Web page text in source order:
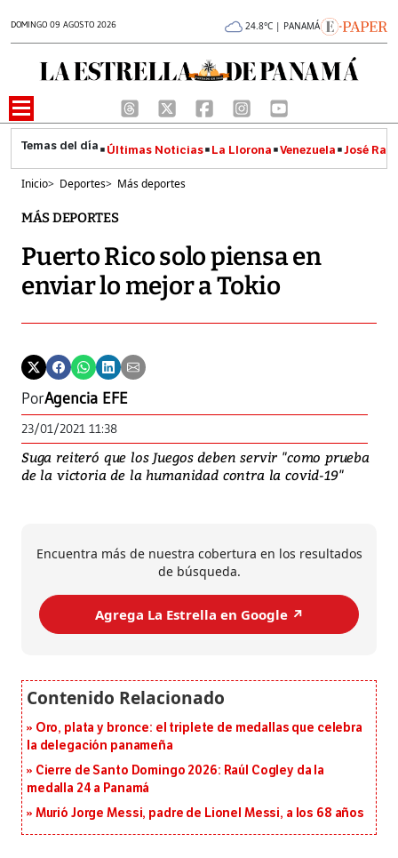
DOMINGO 09 AGOSTO 2026 24.8°C | PANAMÁ
Últimas Noticias La Llorona Venezuela José
Inicio> Deportes> Más deportes
MÁS DEPORTES
Puerto Rico solo piensa en
enviar lo mejor a Tokio
PorAgencia EFE
23/01/2021 11:38
Suga reiteró que los Juegos deben servir "como prueba
de la victoria de la humanidad contra la covid-19"
Encuentra más de nuestra cobertura en los resultados
de búsqueda.
Agrega La Estrella en Google ↗️
Oro, plata y bronce: el triplete de medallas que celebra
la delegación panameña
Cierre de Santo Domingo 2026: Raúl Cogley da la
medalla 24 a Panamá
Murió Jorge Messi, padre de Lionel Messi, a los 68 años